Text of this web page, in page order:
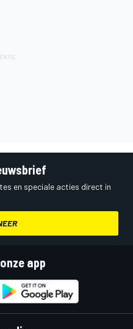
en speciale acties direct in
app